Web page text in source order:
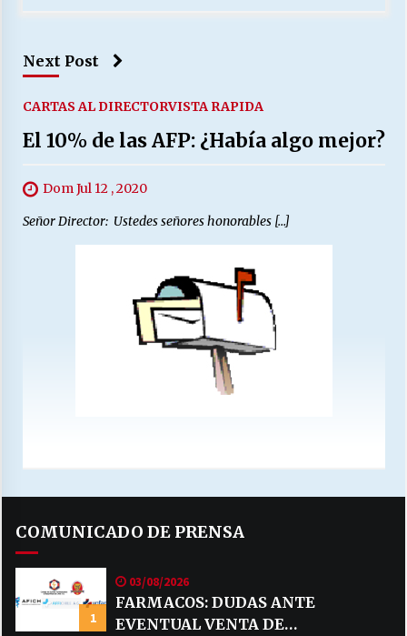
Next Post
CARTAS AL DIRECTORVISTA RAPIDA
El 10% de las AFP: ¿Había algo mejor?
Dom Jul 12 , 2020
Señor Director: Ustedes señores honorables […]
COMUNICADO DE PRENSA
1
03/08/2026
FARMACOS: DUDAS ANTE
EVENTUAL VENTA DE